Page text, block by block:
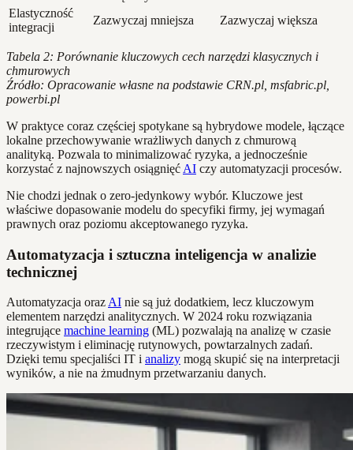
Elastyczność
integracji
Zazwyczaj mniejsza Zazwyczaj większa
Tabela 2: Porównanie kluczowych cech narzędzi klasycznych i
chmurowych
Źródło: Opracowanie własne na podstawie CRN.pl, msfabric.pl,
powerbi.pl
W praktyce coraz częściej spotykane są hybrydowe modele, łączące
lokalne przechowywanie wrażliwych danych z chmurową
analityką. Pozwala to minimalizować ryzyka, a jednocześnie
korzystać z najnowszych osiągnięć AI czy automatyzacji procesów.
Nie chodzi jednak o zero-jedynkowy wybór. Kluczowe jest
właściwe dopasowanie modelu do specyfiki firmy, jej wymagań
prawnych oraz poziomu akceptowanego ryzyka.
Automatyzacja i sztuczna inteligencja w analizie
technicznej
Automatyzacja oraz AI nie są już dodatkiem, lecz kluczowym
elementem narzędzi analitycznych. W 2024 roku rozwiązania
integrujące machine learning (ML) pozwalają na analizę w czasie
rzeczywistym i eliminację rutynowych, powtarzalnych zadań.
Dzięki temu specjaliści IT i analizy mogą skupić się na interpretacji
wyników, a nie na żmudnym przetwarzaniu danych.